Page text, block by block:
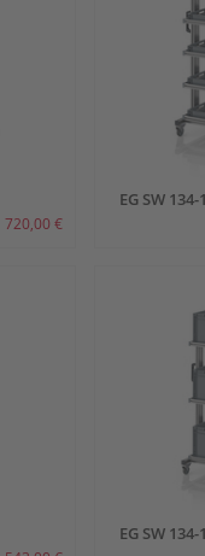
720,00 €
EG SW 134-
EG SW 134-